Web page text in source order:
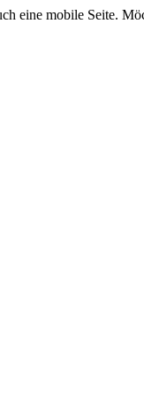
eine mobile Seite.